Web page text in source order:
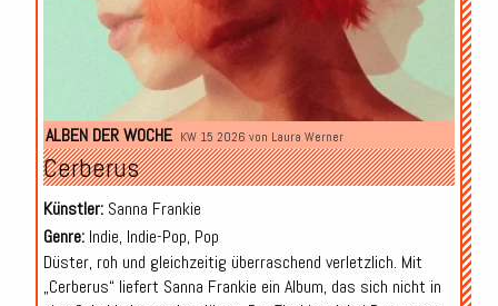
ALBEN DER WOCHE KW 15 2026 von Laura Werner
Cerberus
Künstler:Sanna Frankie
Genre:Indie, Indie-Pop, Pop
Düster, roh und gleichzeitig überraschend verletzlich. Mit
„Cerberus“ liefert Sanna Frankie ein Album, das sich nicht in